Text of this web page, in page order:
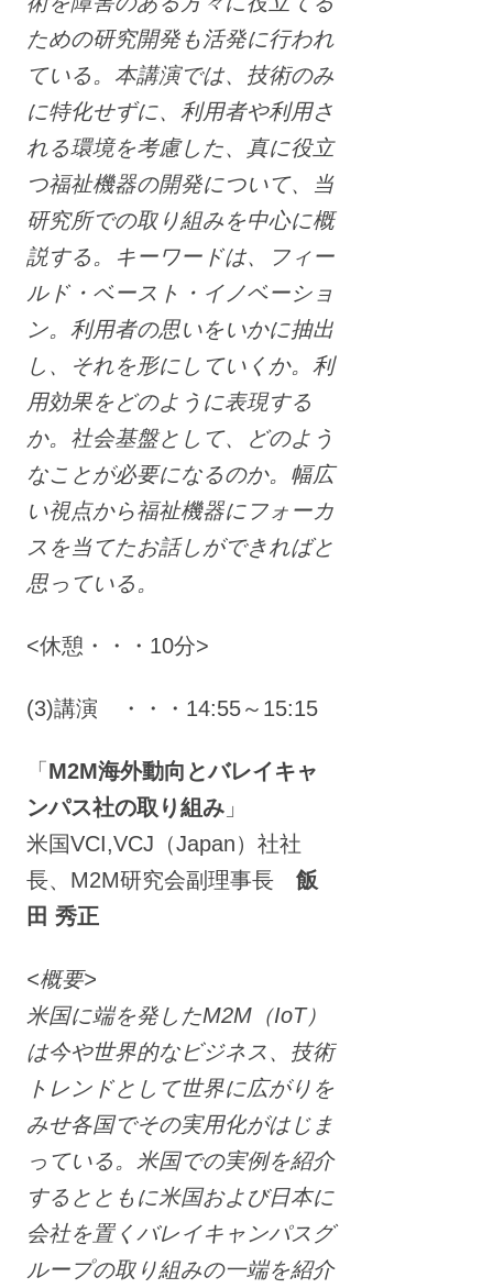
ための研究開発も活発に行われ
ている。本講演では、技術のみ
に特化せずに、利用者や利用さ
れる環境を考慮した、真に役立
つ福祉機器の開発について、当
研究所での取り組みを中心に概
説する。キーワードは、フィー
ルド・ベースト・イノベーショ
ン。利用者の思いをいかに抽出
し、それを形にしていくか。利
用効果をどのように表現する
か。社会基盤として、どのよう
なことが必要になるのか。幅広
い視点から福祉機器にフォーカ
スを当てたお話しができればと
思っている。
<休憩・・・10分>
(3)講演 ・・・14:55～15:15
「 M2M海外動向とバレイキャ
ンパス社の取り組み 」
米国VCI,VCJ（Japan）社社
長、M2M研究会副理事長 飯
田 秀正
<概要>
米国に端を発したM2M（IoT）
は今や世界的なビジネス、技術
トレンドとして世界に広がりを
みせ各国でその実用化がはじま
っている。米国での実例を紹介
するとともに米国および日本に
会社を置くバレイキャンパスグ
ループの取り組みの一端を紹介